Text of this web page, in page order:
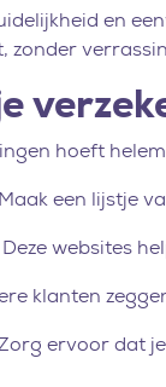
en
zonder
hoeft
een lijstje
websites
klanten
ervoor dat